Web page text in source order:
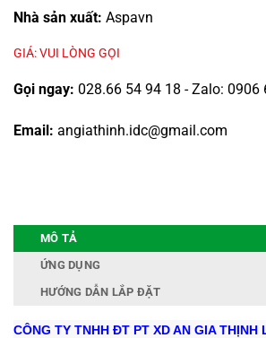
Nhà sản xuất: Aspavn
GIÁ: VUI LÒNG GỌI
Gọi ngay: 028.66 54 94 18 - Zalo: 0906
Email: angiathinh.idc@gmail.com
MÔ TẢ
ỨNG DỤNG
HƯỚNG DẪN LẮP ĐẶT
CÔNG TY TNHH ĐT PT XD AN GIA THỊNH